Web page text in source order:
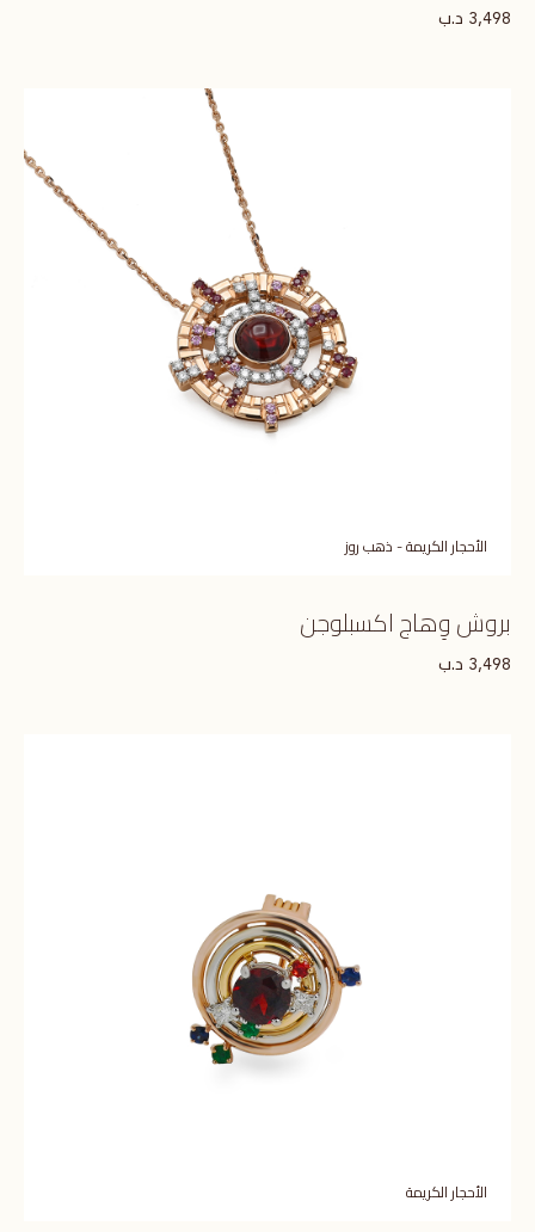
3,498 د.ب
الأحجار الكريمة - ذهب روز
بروش وِهاج اكسبلوجن
3,498 د.ب
الأحجار الكريمة